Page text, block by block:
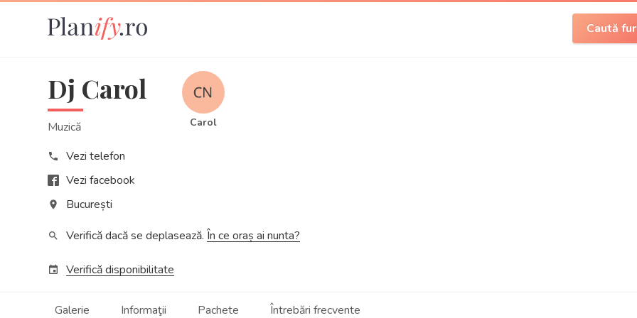
Caută
Dj Carol
Muzică Carol
phone
Vezi telefon
Vezi facebook
place București
search Verifică dacă se deplasează. În ce oraș ai nunta?
event Verifică disponibilitate
Galerie Informaţii Pachete Întrebări frecvente